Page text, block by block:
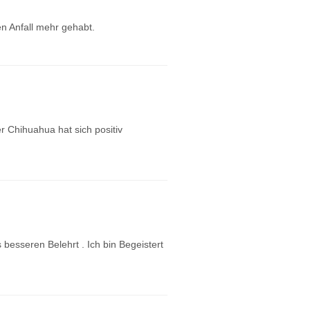
Anfall mehr gehabt.
Chihuahua hat sich positiv
Belehrt . Ich bin Begeistert